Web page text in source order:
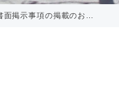
のお知らせ（令和8年6月11日改訂）